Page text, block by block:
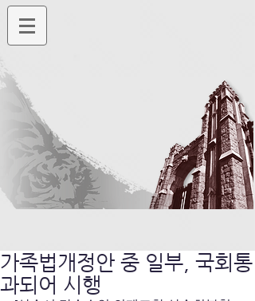
가족법개정안 중 일부, 국회통
과되어 시행